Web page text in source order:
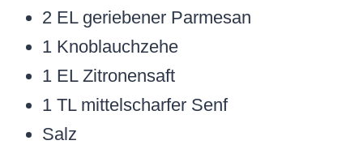
2 EL geriebener Parmesan
1 Knoblauchzehe
1 EL Zitronensaft
1 TL mittelscharfer Senf
Salz